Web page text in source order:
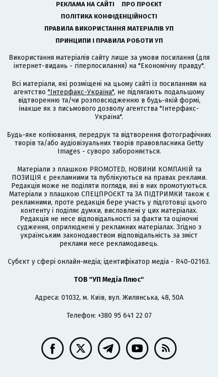
РЕКЛАМА НА САЙТІ
ПРО ПРОЄКТ
ПОЛІТИКА КОНФІДЕНЦІЙНОСТІ
ПРАВИЛА ВИКОРИСТАННЯ МАТЕРІАЛІВ УП
ПРИНЦИПИ І ПРАВИЛА РОБОТИ УП
Використання матеріалів сайту лише за умови посилання (для
інтернет-видань - гіперпосилання) на "Економічну правду".
Всі матеріали, які розміщені на цьому сайті із посиланням на
агентство "Інтерфакс-Україна", не підлягають подальшому
відтворенню та/чи розповсюдженню в будь-якій формі,
інакше як з письмового дозволу агентства "Інтерфакс-
Україна".
Будь-яке копіювання, передрук та відтворення фотографічних
творів та/або аудіовізуальних творів правовласника Getty
Images - суворо забороняється.
Матеріали з плашкою PROMOTED, НОВИНИ КОМПАНІЙ та
ПОЗИЦІЯ є рекламними та публікуються на правах реклами.
Редакція може не поділяти погляди, які в них промотуються.
Матеріали з плашкою СПЕЦПРОЄКТ та ЗА ПІДТРИМКИ також є
рекламними, проте редакція бере участь у підготовці цього
контенту і поділяє думки, висловлені у цих матеріалах.
Редакція не несе відповідальності за факти та оціночні
судження, оприлюднені у рекламних матеріалах. Згідно з
українським законодавством відповідальність за зміст
реклами несе рекламодавець.
Cубєкт у сфері онлайн-медіа; ідентифікатор медіа - R40-02163.
ТОВ "УП Медіа Плюс"
Адреса: 01032, м. Київ, вул. Жилянська, 48, 50А
Телефон: +380 95 641 22 07